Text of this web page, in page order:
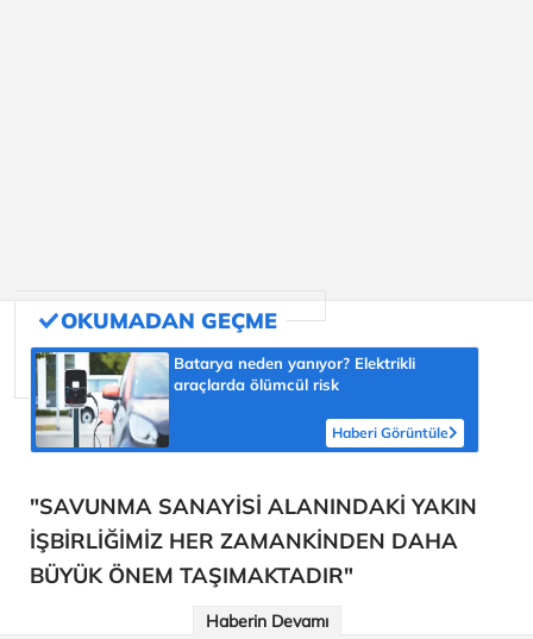
Batarya neden yanıyor? Elektrikli
araçlarda ölümcül risk
Haberi Görüntüle
"SAVUNMA SANAYİSİ ALANINDAKİ YAKIN
İŞBİRLİĞİMİZ HER ZAMANKİNDEN DAHA
BÜYÜK ÖNEM TAŞIMAKTADIR"
Haberin Devamı